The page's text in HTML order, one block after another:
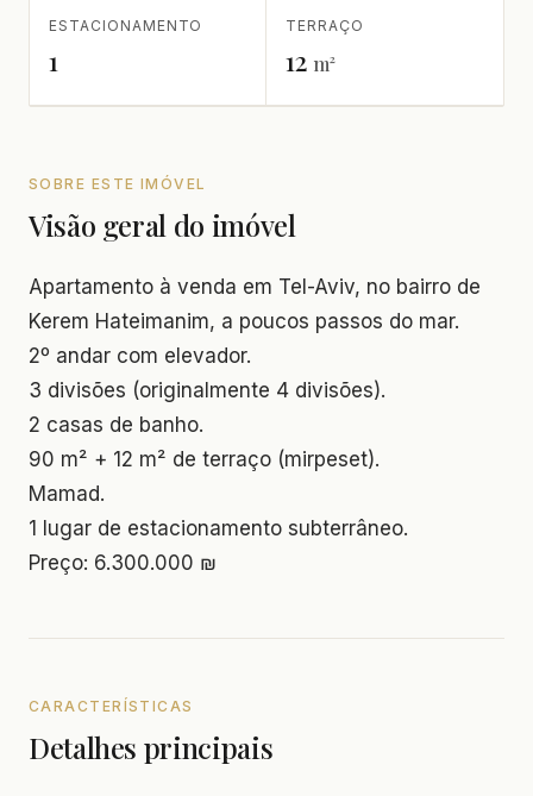
ESTACIONAMENTO
1
TERRAÇO
12 m²
SOBRE ESTE IMÓVEL
Visão geral do imóvel
Apartamento à venda em Tel-Aviv, no bairro de
Kerem Hateimanim, a poucos passos do mar.
2º andar com elevador.
3 divisões (originalmente 4 divisões).
2 casas de banho.
90 m² + 12 m² de terraço (mirpeset).
Mamad.
1 lugar de estacionamento subterrâneo.
Preço: 6.300.000 ₪
CARACTERÍSTICAS
Detalhes principais